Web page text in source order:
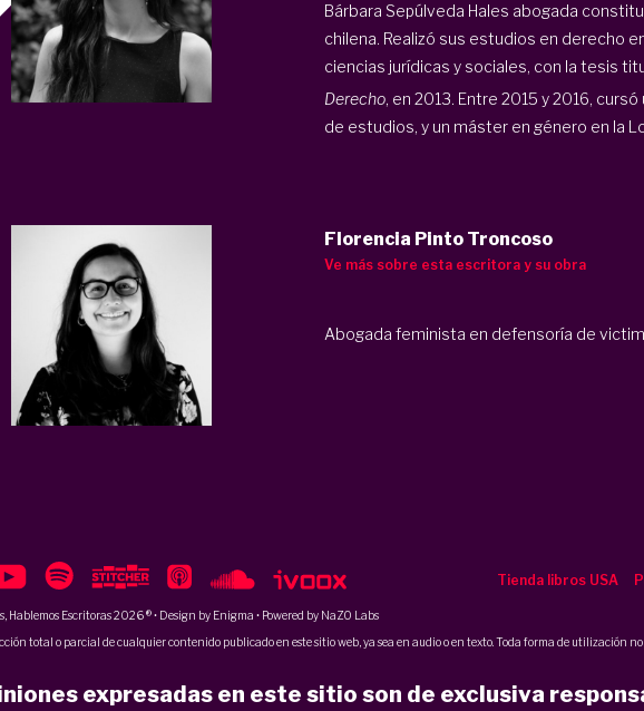
Bárbara Sepúlveda Hales abogada
chilena. Realizó sus estudios en derecho
ciencias jurídicas y sociales, con la tesis
Derecho, en 2013. Entre 2015 y 2016,
de estudios, y un máster en género en la
Florencia Pinto Troncoso
Ve más sobre esta escritora y su obra
Abogada feminista en defensoría de
Tienda libros USA
Hablemos Escritoras 2026 ® • Design by Enigma • Powered by NaZO Labs
total o parcial de cualquier contenido publicado en este sitio web, ya sea en audio o en texto. Toda forma de utilización
expresadas en este sitio son de exclusiva